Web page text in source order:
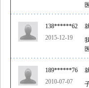
138******62
2015-12-19
189******76
2010-07-07